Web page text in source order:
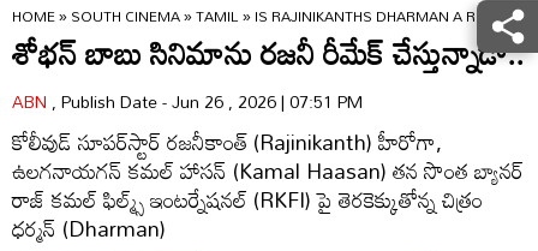
HOME»SOUTH CINEMA»TAMIL»IS RAJINIKANTHS DHARMAN A REMAKE
శోభన్ బాబు సినిమాను రజనీ రీమేక్ చేస్తున్నాడా..
ABN, Publish Date - Jun 26 , 2026 | 07:51 PM
కోలీవుడ్ సూపర్‌స్టార్ రజనీకాంత్ (Rajinikanth) హీరోగా,
ఉలగనాయగన్ కమల్ హాసన్ (Kamal Haasan) తన సొంత బ్యానర్
రాజ్ కమల్ ఫిల్మ్స్ ఇంటర్నేషనల్ (RKFI) పై తెరకెక్కుతోన్న చిత్రం
ధర్మన్ (Dharman)